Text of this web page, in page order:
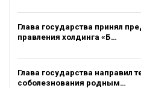
Глава государства принял
правления холдинга «Б…
Глава государства направил
соболезнования родным…